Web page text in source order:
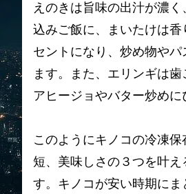
えのきは旨味の出汁が濃く
込みご飯に、まいたけは香
セントになり、炒め物やパ
ます。また、エリンギは歯
アヒージョやバター炒めに
このようにキノコの冷凍
短、美味しさの３つを叶
す。キノコが安い時期にま